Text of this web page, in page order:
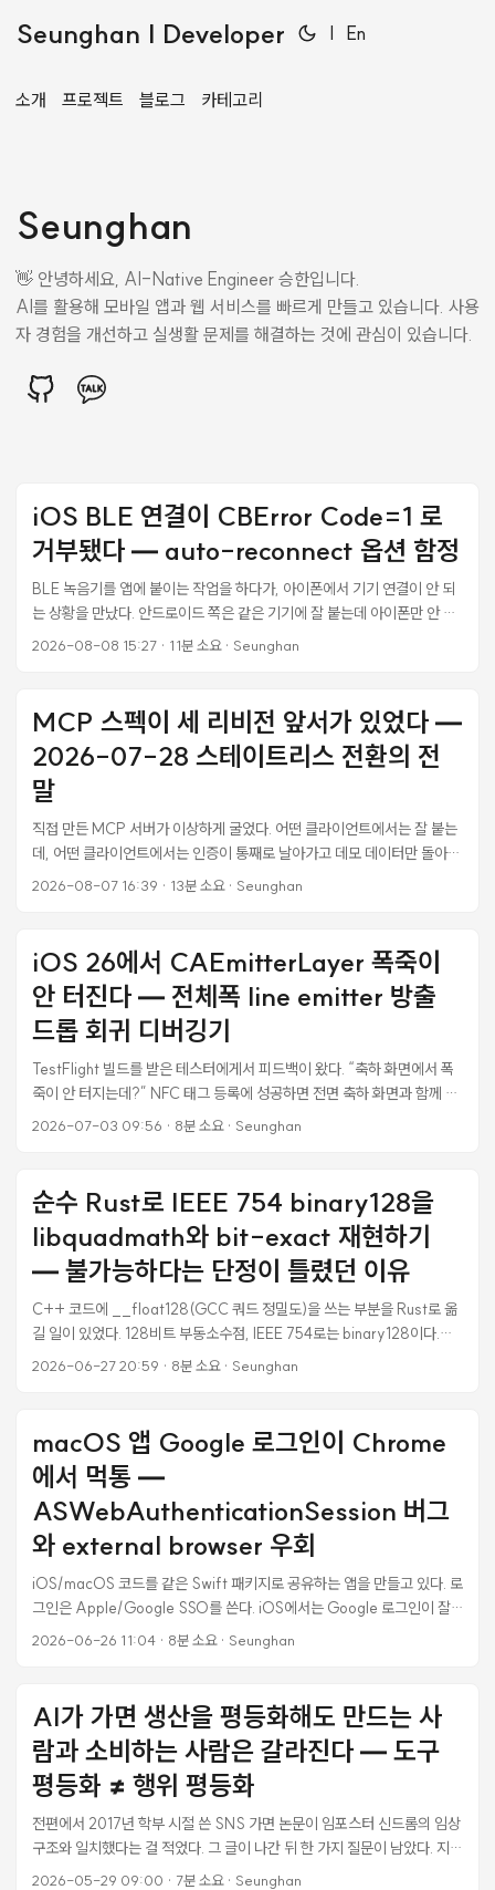
Seunghan | Developer | En
소개 프로젝트 블로그 카테고리
Seunghan
👋 안녕하세요, AI-Native Engineer 승한입니다.
AI를 활용해 모바일 앱과 웹 서비스를 빠르게 만들고 있습니다. 사용
자 경험을 개선하고 실생활 문제를 해결하는 것에 관심이 있습니다.
iOS BLE 연결이 CBError Code=1 로
거부됐다 — auto-reconnect 옵션 함정
BLE 녹음기를 앱에 붙이는 작업을 하다가, 아이폰에서 기기 연결이 안 되
는 상황을 만났다. 안드로이드 쪽은 같은 기기에 잘 붙는데 아이폰만 안 됐
다. 증상이 묘했다. 스캔은 완벽하게 됐다. 기기가 목록에 이름까지 정확히
다. 더 이상했던 건 이 기능을 처음 만들었을 때는 분명히 됐다는 점이다. 그
뒤로 한동안 다른 기능을 붙이다가 어느 순간 이렇게 됐다. 전형적인 회귀
인데, 언제 깨졌는지가 안 보였다. ...
2026-08-08 15:27 · 11분 소요· Seunghan
MCP 스펙이 세 리비전 앞서가 있었다 —
2026-07-28 스테이트리스 전환의 전
말
직접 만든 MCP 서버가 이상하게 굴었다. 어떤 클라이언트에서는 잘 붙는
데, 어떤 클라이언트에서는 인증이 통째로 날아가고 데모 데이터만 돌아왔
다. 처음엔 클라이언트 쪽 문제라고 생각했다. 원인을 좁혀보니 정반대였
스펙은 2025-06-18 부터 클라이언트가 이 헤더를 반드시 보내라고 요
구한다. 즉 규격을 제대로 지키는 클라이언트일수록 반드시 실패하는 구조
였다. 버그 자체는 몇 줄이면 고쳐진다. 문제는 그다음이었다. 고치려고 스
펙을 열어보니 서버가 협상하던 2025-03-26 은 이미 세 리비전 뒤처진
버전이었다. 그사이 MCP 는 initialize 핸드셰이크를 없애고, 세션 헤더를
없애고, 서버가 클라이언트에게 요청을 되쏘는 모델 자체를 폐기했다. 단
순 버그 수정이 아니라 어느 리비전을 타깃할지부터 정해야 하는 상황이었
다. ...
2026-08-07 16:39 · 13분 소요· Seunghan
iOS 26에서 CAEmitterLayer 폭죽이
안 터진다 — 전체폭 line emitter 방출
드롭 회귀 디버깅기
TestFlight 빌드를 받은 테스터에게서 피드백이 왔다. “축하 화면에서 폭
죽이 안 터지는데?” NFC 태그 등록에 성공하면 전면 축하 화면과 함께 색
종이(confetti)가 쏟아지게 만들어놨는데, 실기기에서 카드만 뜨고 파티
프리뷰에서는 몇 달 전부터 잘 돌았다. 그런데 iOS 26 실기기에서는 빌드
를 두 번 갈아엎어도 안 터졌다. 결론부터 말하면 iOS 26에서
emitterSize가 화면 전체폭인 .line emitter는 셀 구성과 타이밍이 전부
정상이어도 방출 자체가 통째로 드롭되는 회귀가 있었고, 검색해도 안 나
오는 문제라 A/B 판별로 직접 격리해야 했다. 이 글은 그 4라운드 디버깅
기록이다. 가는 길에 SwiftUI @Observable의 수동 Binding 추적 단절,
updateUIView zero-bounds 레이스 같은 다른 함정도 두 개 잡았다. ...
2026-07-03 09:56 · 8분 소요· Seunghan
순수 Rust로 IEEE 754 binary128을
libquadmath와 bit-exact 재현하기
— 불가능하다는 단정이 틀렸던 이유
C++ 코드에 __float128(GCC 쿼드 정밀도)을 쓰는 부분을 Rust로 옮
길 일이 있었다. 128비트 부동소수점, IEEE 754로는 binary128이다.
f32/f64처럼 Rust 표준에 f128이 있긴 한데, 막상 손대보니 “이건 순수
만 건 넘는 차등 퍼징으로 검증하고 나서야, “왜 안 된다고 생각했는지"와
“왜 사실은 되는지"가 둘 다 명확해졌다. 그 기록이다. 이 글에 서비스나 도
메인 얘기는 없다. 순수하게 binary128, libquadmath, IEEE 754, Rust
FFI 이야기만 한다. ...
2026-06-27 20:59 · 8분 소요· Seunghan
macOS 앱 Google 로그인이 Chrome
에서 먹통 —
ASWebAuthenticationSession 버그
와 external browser 우회
iOS/macOS 코드를 같은 Swift 패키지로 공유하는 앱을 만들고 있다. 로
그인은 Apple/Google SSO를 쓴다. iOS에서는 Google 로그인이 잘
됐다. 그런데 macOS 빌드에서만 Google 로그인이 끝까지 완료가 안 됐
왜 한쪽 플랫폼에서만 깨지는가. 이게 며칠간 이어진 삽질의 시작이었다.
결론부터 말하면 범인은 ASWebAuthenticationSession이었고,
macOS에서는 이 API를 쓰지 않고 외부 브라우저를 직접 여는 방식으로
바꿔서 해결했다. 이 글은 그 과정과, macOS 데스크톱 OAuth를 어떻게
구현해야 하는지에 대한 정리다. ...
2026-06-26 11:04 · 8분 소요· Seunghan
AI가 가면 생산을 평등화해도 만드는 사
람과 소비하는 사람은 갈라진다 — 도구
평등화 ≠ 행위 평등화
전편에서 2017년 학부 시절 쓴 SNS 가면 논문이 임포스터 신드롬의 임상
구조와 일치했다는 걸 적었다. 그 글이 나간 뒤 한 가지 질문이 남았다. 지금
AI 시대를 본다면 그 다음 예측은 뭐가 될까. 먼저 명확히 해둘 게 있다. 나
2026-05-29 09:00 · 7분 소요· Seunghan